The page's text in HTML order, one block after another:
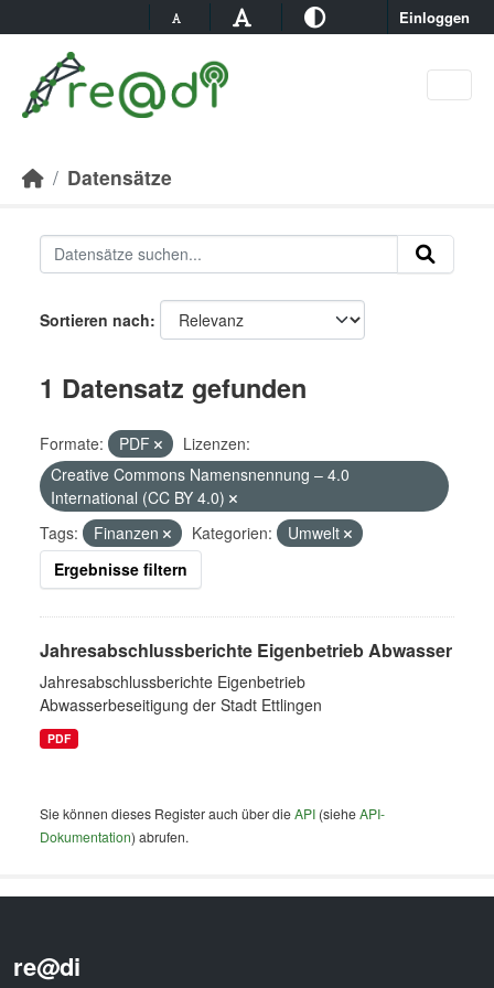
Einloggen
Datensätze
Sortieren nach
1 Datensatz gefunden
Formate: PDF
Lizenzen:
Creative Commons Namensnennung – 4.0
International (CC BY 4.0)
Tags:
Finanzen Kategorien:
Umwelt
Ergebnisse filtern
Jahresabschlussberichte Eigenbetrieb Abwasser
Jahresabschlussberichte Eigenbetrieb
Abwasserbeseitigung der Stadt Ettlingen
PDF
Sie können dieses Register auch über dieAPI (sieheAPI-
Dokumentation) abrufen.
re@di